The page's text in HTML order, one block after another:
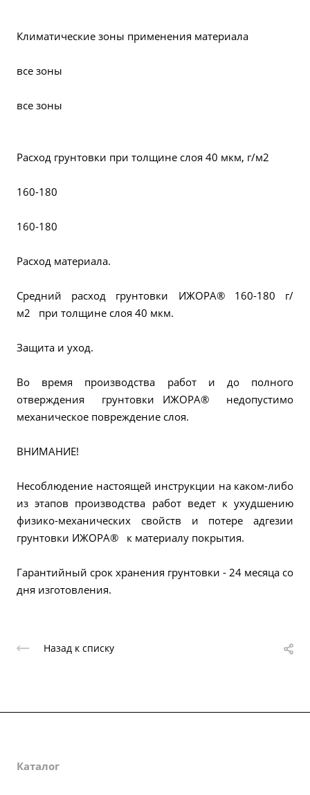
Климатические зоны применения материала
все зоны
все зоны
Расход грунтовки при толщине слоя 40 мкм, г/м2
160-180
160-180
Расход материала.
Средний расход грунтовки ИЖОРА® 160-180 г/
м2 при толщине слоя 40 мкм.
Защита и уход.
Во время производства работ и до полного
отверждения грунтовки ИЖОРА® недопустимо
механическое повреждение слоя.
ВНИМАНИЕ!
Несоблюдение настоящей инструкции на каком-либо
из этапов производства работ ведет к ухудшению
физико-механических свойств и потере адгезии
грунтовки ИЖОРА® к материалу покрытия.
Гарантийный срок хранения грунтовки - 24 месяца со
дня изготовления.
Назад к списку
Каталог